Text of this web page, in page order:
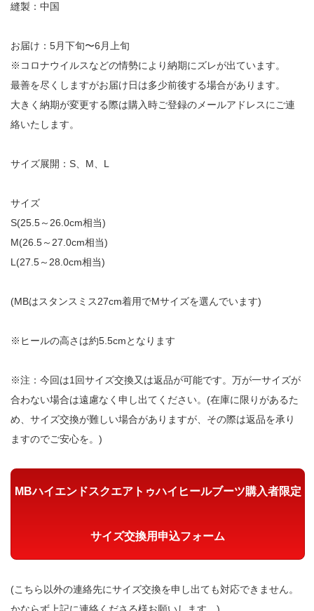
縫製：中国
お届け：5月下旬〜6月上旬
※コロナウイルスなどの情勢により納期にズレが出ています。
最善を尽くしますがお届け日は多少前後する場合があります。
大きく納期が変更する際は購入時ご登録のメールアドレスにご連
絡いたします。
サイズ展開：S、M、L
サイズ
S(25.5～26.0cm相当)
M(26.5～27.0cm相当)
L(27.5～28.0cm相当)
(MBはスタンスミス27cm着用でMサイズを選んでいます)
※ヒールの高さは約5.5cmとなります
※注：今回は1回サイズ交換又は返品が可能です。万が一サイズが
合わない場合は遠慮なく申し出てください。(在庫に限りがあるた
め、サイズ交換が難しい場合がありますが、その際は返品を承り
ますのでご安心を。)
MBハイエンドスクエアトゥハイヒールブーツ購入者限定
サイズ交換用申込フォーム
(こちら以外の連絡先にサイズ交換を申し出ても対応できません。